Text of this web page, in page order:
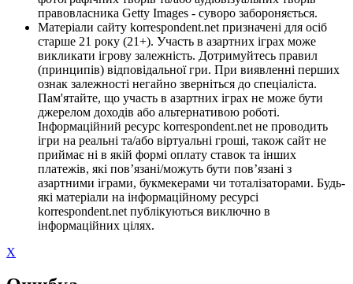
правовласника Getty Images - суворо забороняється.
Матеріали сайту korrespondent.net призначені для осіб
старше 21 року (21+). Участь в азартних іграх може
викликати ігрову залежність. Дотримуйтесь правил
(принципів) відповідальної гри. При виявленні перших
ознак залежності негайно зверніться до спеціаліста.
Пам'ятайте, що участь в азартних іграх не може бути
джерелом доходів або альтернативою роботі.
Інформаційний ресурс korrespondent.net не проводить
ігри на реальні та/або віртуальні гроші, також сайт не
приймає ні в якій формі оплату ставок та інших
платежів, які пов’язані/можуть бути пов’язані з
азартними іграми, букмекерами чи тоталізаторами. Будь-
які матеріали на інформаційному ресурсі
korrespondent.net публікуються виключно в
інформаційних цілях.
X